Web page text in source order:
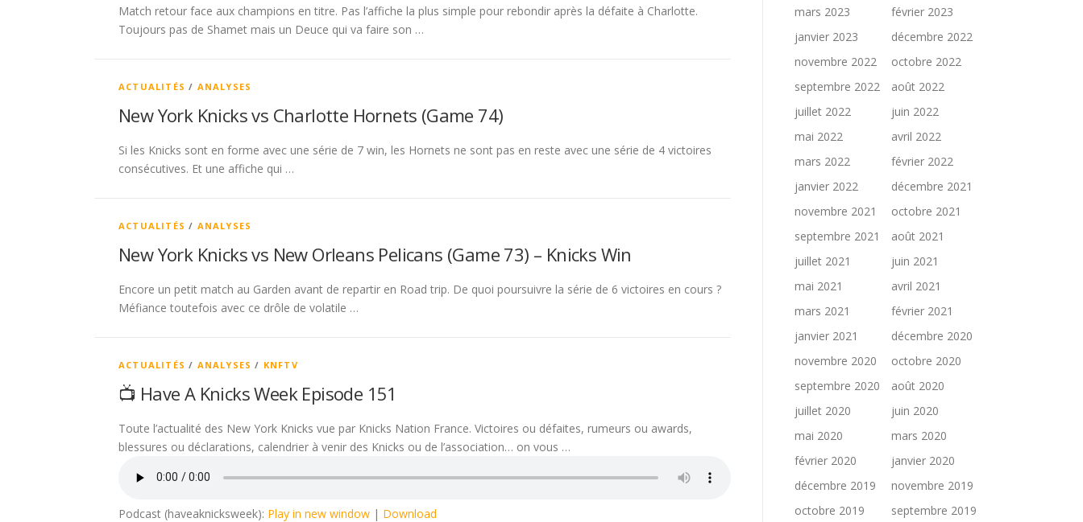
Match retour face aux champions en titre. Pas l’affiche la plus simple pour rebondir après la défaite à Charlotte.
Toujours pas de Shamet mais un Deuce qui va faire son …
ACTUALITÉS / ANALYSES
New York Knicks vs Charlotte Hornets (Game 74)
Si les Knicks sont en forme avec une série de 7 win, les Hornets ne sont pas en reste avec une série de 4 victoires
consécutives. Et une affiche qui …
ACTUALITÉS / ANALYSES
New York Knicks vs New Orleans Pelicans (Game 73) – Knicks Win
Encore un petit match au Garden avant de repartir en Road trip. De quoi poursuivre la série de 6 victoires en cours ?
Méfiance toutefois avec ce drôle de volatile …
ACTUALITÉS / ANALYSES / KNFTV
📺 Have A Knicks Week Episode 151
Toute l’actualité des New York Knicks vue par Knicks Nation France. Victoires ou défaites, rumeurs ou awards,
blessures ou déclarations, calendrier à venir des Knicks ou de l’association… on vous …
Podcast (haveaknicksweek): Play in new window | Download
mars 2023
février 2023
janvier 2023
décembre 2022
novembre 2022
octobre 2022
septembre 2022
août 2022
juillet 2022
juin 2022
mai 2022
avril 2022
mars 2022
février 2022
janvier 2022
décembre 2021
novembre 2021
octobre 2021
septembre 2021
août 2021
juillet 2021
juin 2021
mai 2021
avril 2021
mars 2021
février 2021
janvier 2021
décembre 2020
novembre 2020
octobre 2020
septembre 2020
août 2020
juillet 2020
juin 2020
mai 2020
mars 2020
février 2020
janvier 2020
décembre 2019
novembre 2019
octobre 2019
septembre 2019